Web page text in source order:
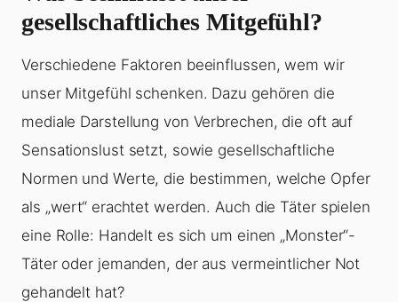
gesellschaftliches Mitgefühl?
Verschiedene Faktoren beeinflussen, wem wir
unser Mitgefühl schenken. Dazu gehören die
mediale Darstellung von Verbrechen, die oft auf
Sensationslust setzt, sowie gesellschaftliche
Normen und Werte, die bestimmen, welche Opfer
als „wert“ erachtet werden. Auch die Täter spielen
eine Rolle: Handelt es sich um einen „Monster“-
Täter oder jemanden, der aus vermeintlicher Not
gehandelt hat?